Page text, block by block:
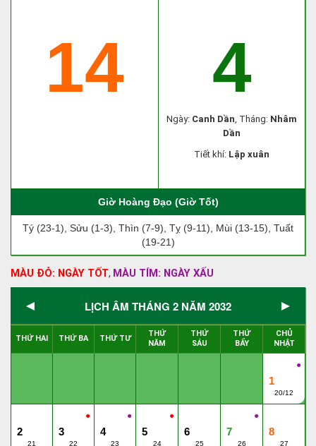
14 4
Ngày: Canh Dần, Tháng: Nhâm
Dần
Tiết khí: Lập xuân
Giờ Hoàng Đạo (Giờ Tốt)
Tý (23-1), Sửu (1-3), Thìn (7-9), Tỵ (9-11), Mùi (13-15), Tuất
(19-21)
MÀU ĐỎ: NGÀY TỐT, MÀU TÍM: NGÀY XẤU
◄ LỊCH ÂM THÁNG 2 NĂM 2032 ►
THỨ HAI THỨ BA THỨ TƯ
THỨ
NĂM
THỨ
SÁU
THỨ
BẨY
CHỦ
NHẬT
●
1
20/12
2
21
●
3
22
●
4
23
●
5
24
6
25
●
7
26
8
27